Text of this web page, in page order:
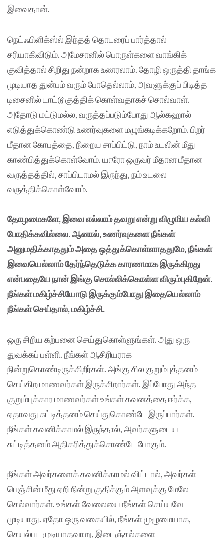
இவைதான்.
நெட்ஃபிளிக்ஸ்ல் இந்தத் தொடரைப் பார்த்தால்
சரியாகிவிடும். அமேசானில் பொருள்களை வாங்கிக்
குவித்தால் சிறிது நன்றாக உணரலாம். தோழி ஒருத்தி தாங்க
முடியாத துன்பம் வரும் போதெல்லாம், அவளுக்குப் பிடித்த
டிசைனில் டாட்டூ குத்திக் கொள்வதாகச் சொல்வாள்.
அதோடு மட்டுமல்ல, வருத்தப்படும்போது ஆல்கஹால்
எடுத்துக்கொண்டு உணர்வுகளை மழுங்கடிக்கறோம். பிறர்
மீதான கோபத்தை, நிறைய சாப்பிட்டு, நாம் உடலின் மீது
காண்பித்துக்கொள்வோம். யாரோ ஒருவர் மீதான மீதான
வருத்தத்தில், சாப்பிடாமல் இருந்து, நம் உடலை
வருத்திக்கொள்வோம்.
தோழமைகளே, இவை எல்லாம் தவறு என்று விழுமிய கல்வி
போதிக்கவில்லை. ஆனால், உணர்வுகளை நீங்கள்
அனுமதிக்காததும் அதை ஒத்துக்கொள்ளாததுமே, நீங்கள்
இவையெல்லாம் தேர்ந்தெடுக்க காரணமாக இருக்கிறது
என்பதையே நான் இங்கு சொல்லிக்கொள்ள விரும்புகிறேன்.
நீங்கள் மகிழ்ச்சியோடு இருக்கும்போது இதையெல்லாம்
நீங்கள் செய்தால், மகிழ்ச்சி.
ஒரு சிறிய கற்பனை செய்துகொள்ளுங்கள். அது ஒரு
துவக்கப் பள்ளி. நீங்கள் ஆசிரியராக
நின்றுகொண்டிருக்கிறீர்கள். அங்கு சில குறும்புத்தனம்
செய்கிற மாணவர்கள் இருக்கிறார்கள். இப்போது அந்த
குறும்புக்கார மாணவர்கள் உங்கள் கவனத்தை ஈர்க்க,
ஏதாவது சுட்டித்தனம் செய்துகொண்டே இருப்பார்கள்.
நீங்கள் கவனிக்காமல் இருந்தால், அவர்களுடைய
சுட்டித்தனம் அதிகரித்துக்கொண்டே போகும்.
நீங்கள் அவர்களைக் கவனிக்காமல் விட்டால், அவர்கள்
பெஞ்சின் மீது ஏறி நின்று குதிக்கும் அளவுக்கு மேலே
செல்வார்கள். உங்கள் வேலையை நீங்கள் செய்யவே
முடியாது. ஏதோ ஒரு வகையில், நீங்கள் முழுமையாக,
செயல்பட முடியாதவாறு, இடைஞ்சல்களை